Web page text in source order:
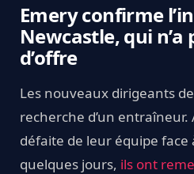
Emery confirme
Newcastle, qui
d’offre
Les nouveaux dirigeants
recherche d’un entraîneur.
défaite de leur équipe face
quelques jours, ils ont